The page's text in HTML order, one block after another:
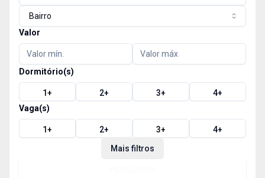
Bairro
Valor
Dormitório(s)
1+ 2+ 3+ 4+
Vaga(s)
1+ 2+ 3+ 4+
Mais filtros